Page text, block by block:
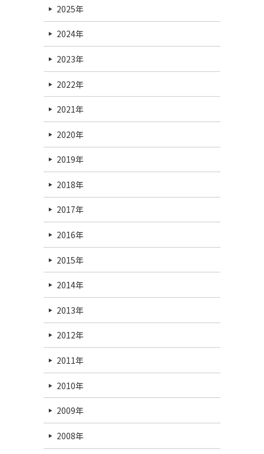
2025年
2024年
2023年
2022年
2021年
2020年
2019年
2018年
2017年
2016年
2015年
2014年
2013年
2012年
2011年
2010年
2009年
2008年